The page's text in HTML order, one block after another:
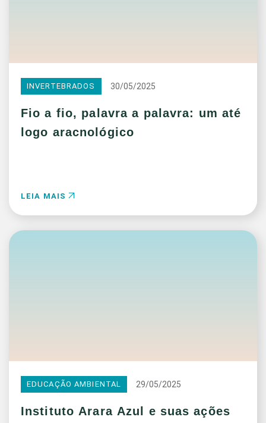
INVERTEBRADOS 30/05/2025
Fio a fio, palavra a palavra: um até
logo aracnológico
LEIA MAIS
EDUCAÇÃO AMBIENTAL 29/05/2025
Instituto Arara Azul e suas ações